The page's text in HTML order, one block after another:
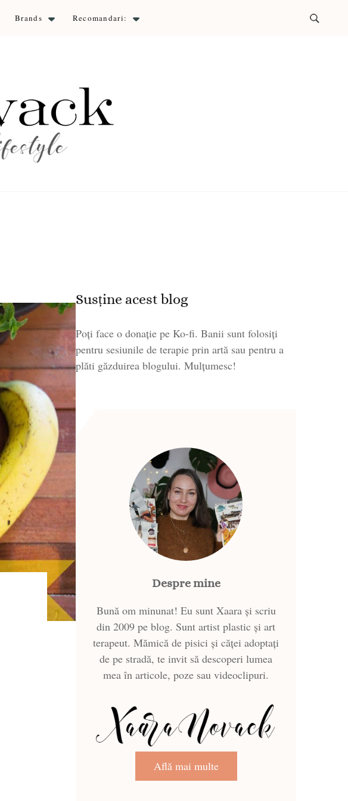
Brands Recomandari:
Susține acest blog
Poți face o donație pe Ko-fi. Banii sunt folosiți
pentru sesiunile de terapie prin artă sau pentru a
plăti găzduirea blogului. Mulțumesc!
Despre mine
Bună om minunat! Eu sunt Xaara și scriu
din 2009 pe blog. Sunt artist plastic și art
terapeut. Mămică de pisici și căței adoptați
de pe stradă, te invit să descoperi lumea
mea în articole, poze sau videoclipuri.
Află mai multe